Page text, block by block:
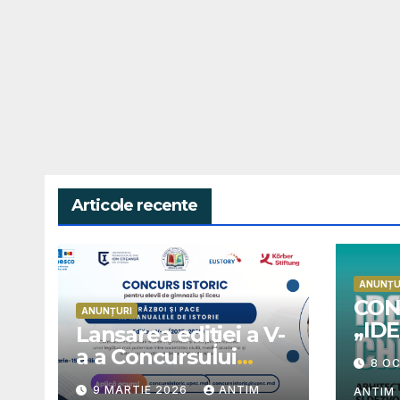
Articole recente
ANUNȚURI
Lansarea ediției a V-
a a Concursului
istoric „Război și
9 MARTIE 2026 ANTIM
8
ANTIM